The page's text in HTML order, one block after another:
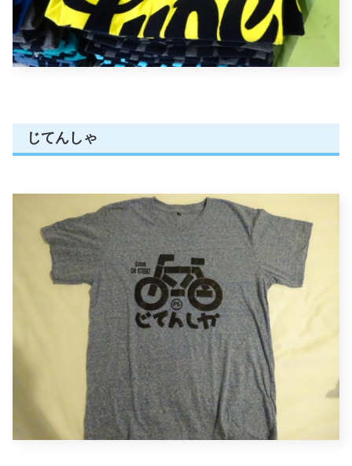
じてんしゃ